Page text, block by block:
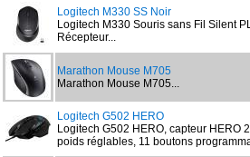
Logitech M330 SS Noir
Logitech M330 Souris sans Fil Silent
Récepteur...
Marathon Mouse M705
Marathon Mouse M705...
Logitech G502 HERO
Logitech G502 HERO, capteur HERO
poids réglables, 11 boutons